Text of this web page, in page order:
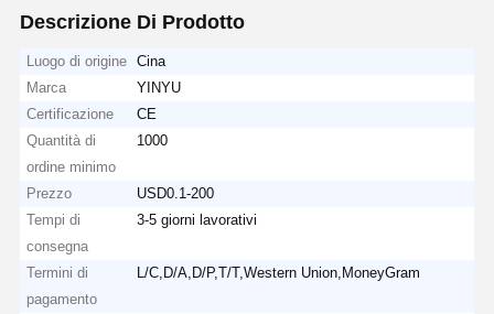
Descrizione Di Prodotto
Luogo di origine
Cina
Marca
YINYU
Certificazione
CE
Quantità di
ordine minimo
1000
Prezzo
USD0.1-200
Tempi di
consegna
3-5 giorni lavorativi
Termini di
pagamento
L/C,D/A,D/P,T/T,Western Union,MoneyGram